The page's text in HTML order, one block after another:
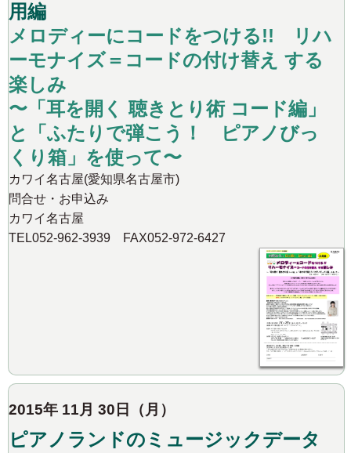
用編
メロディーにコードをつける!! リハ
ーモナイズ＝コードの付け替え する
楽しみ
〜「耳を開く 聴きとり術 コード編」
と「ふたりで弾こう！ ピアノびっ
くり箱」を使って〜
カワイ名古屋(愛知県名古屋市)
問合せ・お申込み
カワイ名古屋
TEL052-962-3939 FAX052-972-6427
2015年 11月 30日（月）
ピアノランドのミュージックデータ